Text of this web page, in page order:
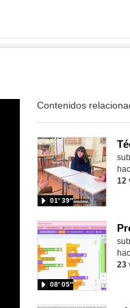
Contenidos
01′ 39″
12
08′ 05″
23